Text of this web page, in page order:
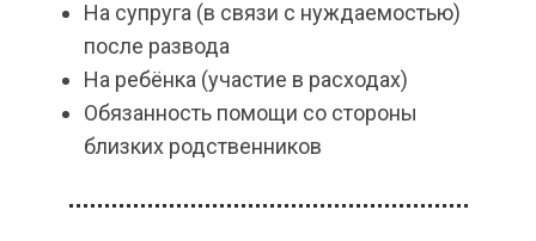
На супруга (в связи с нуждаемостью)
после развода
На ребёнка (участие в расходах)
Обязанность помощи со стороны
близких родственников